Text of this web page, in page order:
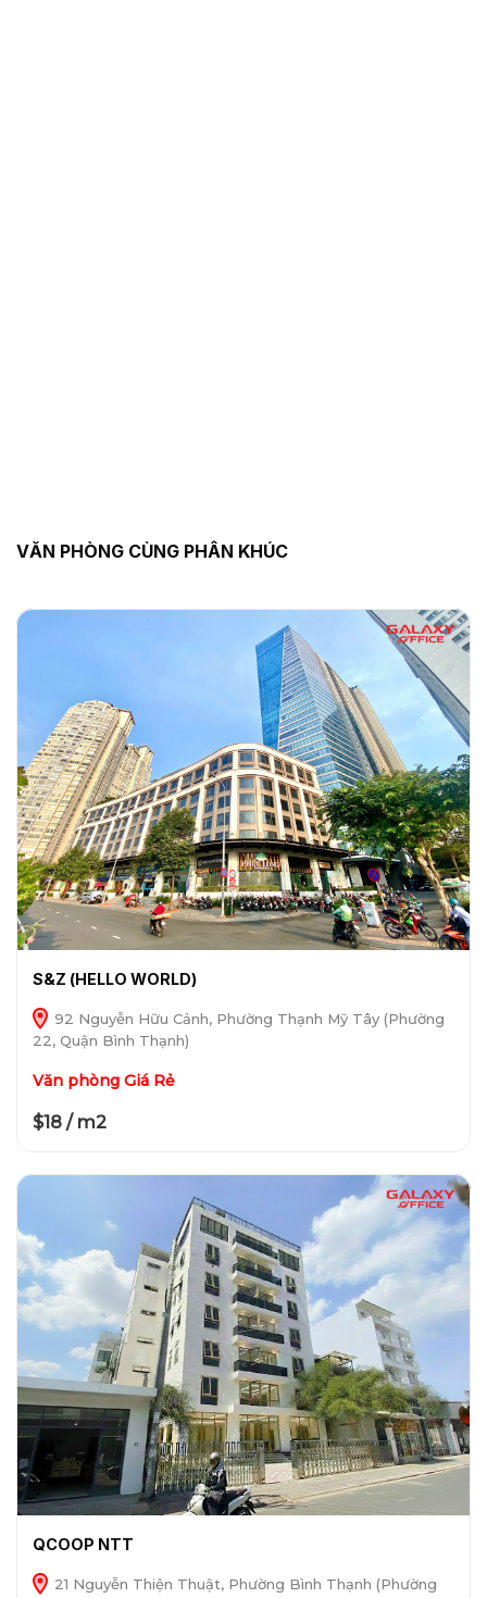
VĂN PHÒNG CÙNG PHÂN KHÚC
S&Z (HELLO WORLD)
92 Nguyễn Hữu Cảnh, Phường Thạnh Mỹ Tây (Phường
22, Quận Bình Thạnh)
Văn phòng Giá Rẻ
$18 / m2
QCOOP NTT
21 Nguyễn Thiện Thuật, Phường Bình Thạnh (Phường